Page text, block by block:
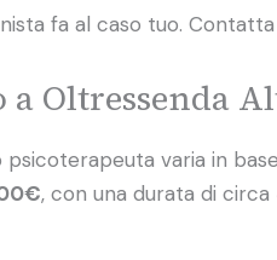
fa al caso tuo.
a Oltressenda
varia in
, con una durata di